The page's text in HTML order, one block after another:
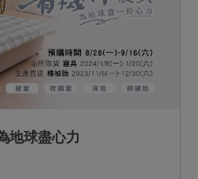
01/07(六) 棉被胎取
（一）~2022/12／
寄送 ※站所提供樣布可供
&nbsp;
地球盡心力